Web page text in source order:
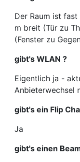
Der Raum ist
m breit (Tür zu
(Fenster zu
gibt's WLAN ?
Eigentlich ja -
Anbieterwechsel
gibt's ein Flip
Ja
gibt's einen